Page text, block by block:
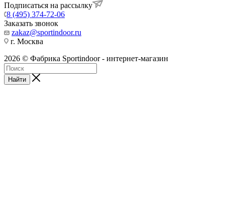
Подписаться на рассылку
8 (495) 374-72-06
Заказать звонок
zakaz@sportindoor.ru
г. Москва
2026 © Фабрика Sportindoor - интернет-магазин
Найти